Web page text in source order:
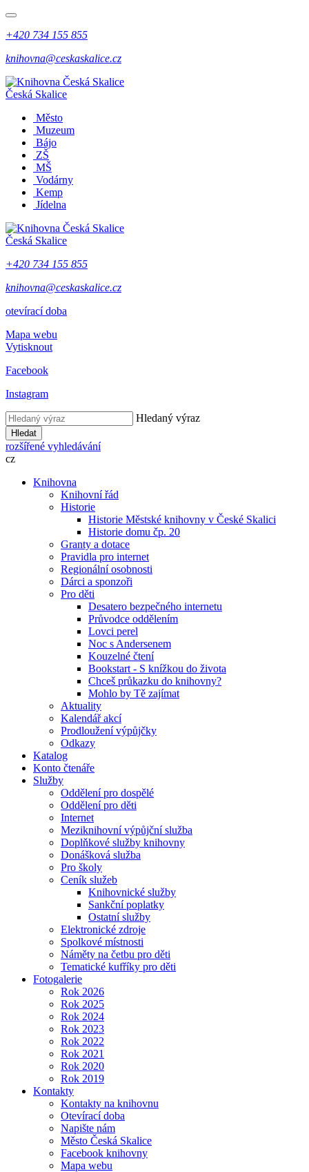
+420 734 155 855
knihovna@ceskaskalice.cz
Česká Skalice
Město
Muzeum
Bájo
ZŠ
MŠ
Vodárny
Kemp
Jídelna
Česká Skalice
+420 734 155 855
knihovna@ceskaskalice.cz
otevírací doba
Mapa webu
Vytisknout
Facebook
Instagram
Hledaný výraz
Hledat
rozšířené vyhledávání
cz
Knihovna
Knihovní řád
Historie
Historie Městské knihovny v České Skalici
Historie domu čp. 20
Granty a dotace
Pravidla pro internet
Regionální osobnosti
Dárci a sponzoři
Pro děti
Desatero bezpečného internetu
Průvodce oddělením
Lovci perel
Noc s Andersenem
Kouzelné čtení
Bookstart - S knížkou do života
Chceš průkazku do knihovny?
Mohlo by Tě zajímat
Aktuality
Kalendář akcí
Prodloužení výpůjčky
Odkazy
Katalog
Konto čtenáře
Služby
Oddělení pro dospělé
Oddělení pro děti
Internet
Meziknihovní výpůjční služba
Doplňkové služby knihovny
Donášková služba
Pro školy
Ceník služeb
Knihovnické služby
Sankční poplatky
Ostatní služby
Elektronické zdroje
Spolkové místnosti
Náměty na četbu pro děti
Tematické kufříky pro děti
Fotogalerie
Rok 2026
Rok 2025
Rok 2024
Rok 2023
Rok 2022
Rok 2021
Rok 2020
Rok 2019
Kontakty
Kontakty na knihovnu
Otevírací doba
Napište nám
Město Česká Skalice
Facebook knihovny
Mapa webu